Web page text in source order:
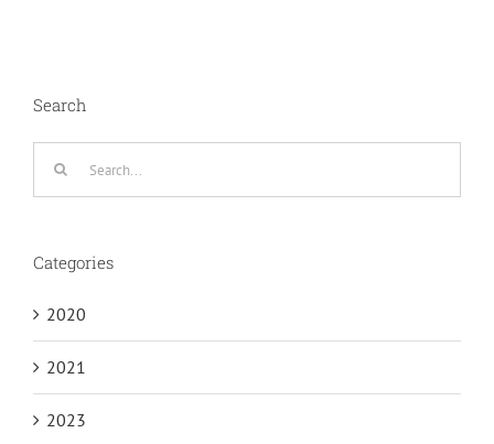
Search
Categories
2020
2021
2023